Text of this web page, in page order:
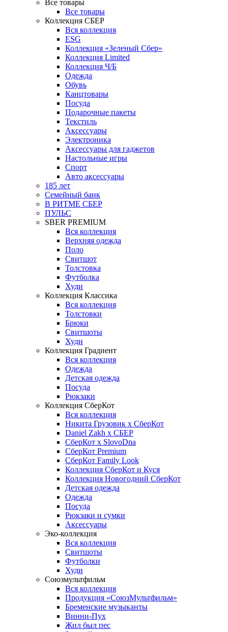
Все товары
Все товары
Коллекция СБЕР
Вся коллекция
ESG
Коллекция «Зеленый Сбер»
Коллекция Limited
Коллекция Ч/Б
Одежда
Обувь
Канцтовары
Посуда
Подарочные пакеты
Текстиль
Аксессуары
Электроника
Аксессуары для гаджетов
Настольные игры
Спорт
Авто аксессуары
185 лет
Семейный банк
В РИТМЕ СБЕР
ПУЛЬС
SBER PREMIUM
Вся коллекция
Верхняя одежда
Поло
Свитшот
Толстовка
Футболка
Худи
Коллекция Классика
Вся коллекция
Толстовки
Брюки
Свитшоты
Худи
Коллекция Градиент
Вся коллекция
Одежда
Детская одежда
Посуда
Рюкзаки
Коллекция СберКот
Вся коллекция
Никита Грузовик х СберКот
Daniel Zakh x СБЕР
СберКот x SlovoDna
СберКот Premium
СберКот Family Look
Коллекция СберКот и Куся
Коллекция Новогодний СберКот
Детская одежда
Одежда
Посуда
Рюкзаки и сумки
Аксессуары
Эко-коллекция
Вся коллекция
Свитшоты
Футболки
Худи
Союзмультфильм
Вся коллекция
Продукция «СоюзМультфильм»
Бременские музыканты
Винни-Пух
Жил был пес